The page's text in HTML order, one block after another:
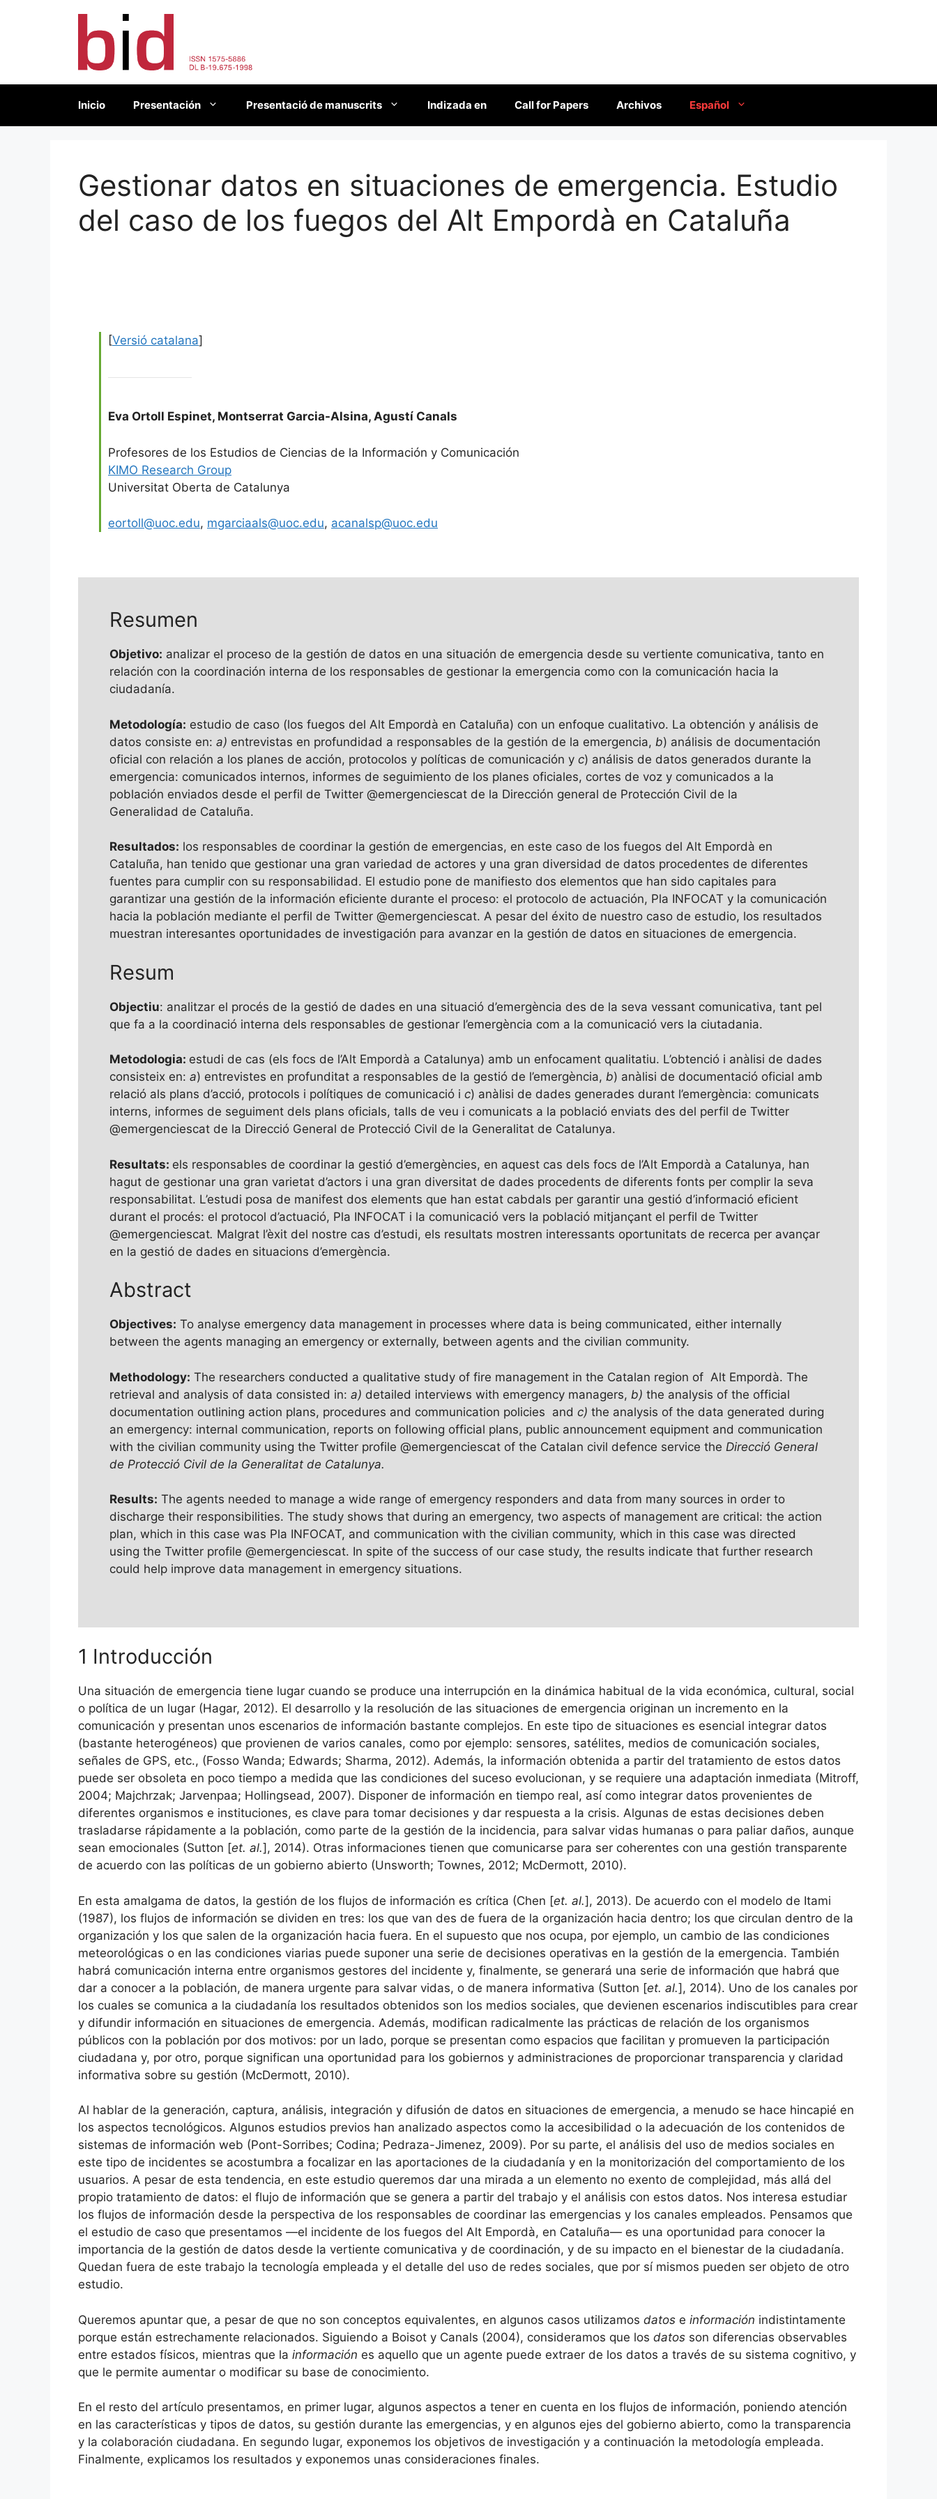
Inicio Presentación Presentació de manuscrits Indizada en Call for Papers Archivos Español
Gestionar datos en situaciones de emergencia. Estudio
del caso de los fuegos del Alt Empordà en Cataluña
[Versió catalana]
Eva Ortoll Espinet, Montserrat Garcia-Alsina, Agustí Canals
Profesores de los Estudios de Ciencias de la Información y Comunicación
KIMO Research Group
Universitat Oberta de Catalunya
eortoll@uoc.edu, mgarciaals@uoc.edu, acanalsp@uoc.edu
Resumen
Objetivo: analizar el proceso de la gestión de datos en una situación de emergencia desde su vertiente comunicativa, tanto en
relación con la coordinación interna de los responsables de gestionar la emergencia como con la comunicación hacia la
ciudadanía.
Metodología: estudio de caso (los fuegos del Alt Empordà en Cataluña) con un enfoque cualitativo. La obtención y análisis de
datos consiste en: a) entrevistas en profundidad a responsables de la gestión de la emergencia, b) análisis de documentación
oficial con relación a los planes de acción, protocolos y políticas de comunicación y c) análisis de datos generados durante la
emergencia: comunicados internos, informes de seguimiento de los planes oficiales, cortes de voz y comunicados a la
población enviados desde el perfil de Twitter @emergenciescat de la Dirección general de Protección Civil de la
Generalidad de Cataluña.
Resultados: los responsables de coordinar la gestión de emergencias, en este caso de los fuegos del Alt Empordà en
Cataluña, han tenido que gestionar una gran variedad de actores y una gran diversidad de datos procedentes de diferentes
fuentes para cumplir con su responsabilidad. El estudio pone de manifiesto dos elementos que han sido capitales para
garantizar una gestión de la información eficiente durante el proceso: el protocolo de actuación, Pla INFOCAT y la comunicación
hacia la población mediante el perfil de Twitter @emergenciescat. A pesar del éxito de nuestro caso de estudio, los resultados
muestran interesantes oportunidades de investigación para avanzar en la gestión de datos en situaciones de emergencia.
Resum
Objectiu: analitzar el procés de la gestió de dades en una situació d’emergència des de la seva vessant comunicativa, tant pel
que fa a la coordinació interna dels responsables de gestionar l’emergència com a la comunicació vers la ciutadania.
Metodologia: estudi de cas (els focs de l’Alt Empordà a Catalunya) amb un enfocament qualitatiu. L’obtenció i anàlisi de dades
consisteix en: a) entrevistes en profunditat a responsables de la gestió de l’emergència, b) anàlisi de documentació oficial amb
relació als plans d’acció, protocols i polítiques de comunicació i c) anàlisi de dades generades durant l’emergència: comunicats
interns, informes de seguiment dels plans oficials, talls de veu i comunicats a la població enviats des del perfil de Twitter
@emergenciescat de la Direcció General de Protecció Civil de la Generalitat de Catalunya.
Resultats: els responsables de coordinar la gestió d’emergències, en aquest cas dels focs de l’Alt Empordà a Catalunya, han
hagut de gestionar una gran varietat d’actors i una gran diversitat de dades procedents de diferents fonts per complir la seva
responsabilitat. L’estudi posa de manifest dos elements que han estat cabdals per garantir una gestió d’informació eficient
durant el procés: el protocol d’actuació, Pla INFOCAT i la comunicació vers la població mitjançant el perfil de Twitter
@emergenciescat. Malgrat l’èxit del nostre cas d’estudi, els resultats mostren interessants oportunitats de recerca per avançar
en la gestió de dades en situacions d’emergència.
Abstract
Objectives: To analyse emergency data management in processes where data is being communicated, either internally
between the agents managing an emergency or externally, between agents and the civilian community.
Methodology: The researchers conducted a qualitative study of fire management in the Catalan region of Alt Empordà. The
retrieval and analysis of data consisted in: a) detailed interviews with emergency managers, b) the analysis of the official
documentation outlining action plans, procedures and communication policies and c) the analysis of the data generated during
an emergency: internal communication, reports on following official plans, public announcement equipment and communication
with the civilian community using the Twitter profile @emergenciescat of the Catalan civil defence service the Direcció General
de Protecció Civil de la Generalitat de Catalunya.
Results: The agents needed to manage a wide range of emergency responders and data from many sources in order to
discharge their responsibilities. The study shows that during an emergency, two aspects of management are critical: the action
plan, which in this case was Pla INFOCAT, and communication with the civilian community, which in this case was directed
using the Twitter profile @emergenciescat. In spite of the success of our case study, the results indicate that further research
could help improve data management in emergency situations.
1 Introducción
Una situación de emergencia tiene lugar cuando se produce una interrupción en la dinámica habitual de la vida económica, cultural, social
o política de un lugar (Hagar, 2012). El desarrollo y la resolución de las situaciones de emergencia originan un incremento en la
comunicación y presentan unos escenarios de información bastante complejos. En este tipo de situaciones es esencial integrar datos
(bastante heterogéneos) que provienen de varios canales, como por ejemplo: sensores, satélites, medios de comunicación sociales,
señales de GPS, etc., (Fosso Wanda; Edwards; Sharma, 2012). Además, la información obtenida a partir del tratamiento de estos datos
puede ser obsoleta en poco tiempo a medida que las condiciones del suceso evolucionan, y se requiere una adaptación inmediata (Mitroff,
2004; Majchrzak; Jarvenpaa; Hollingsead, 2007). Disponer de información en tiempo real, así como integrar datos provenientes de
diferentes organismos e instituciones, es clave para tomar decisiones y dar respuesta a la crisis. Algunas de estas decisiones deben
trasladarse rápidamente a la población, como parte de la gestión de la incidencia, para salvar vidas humanas o para paliar daños, aunque
sean emocionales (Sutton [et. al.], 2014). Otras informaciones tienen que comunicarse para ser coherentes con una gestión transparente
de acuerdo con las políticas de un gobierno abierto (Unsworth; Townes, 2012; McDermott, 2010).
En esta amalgama de datos, la gestión de los flujos de información es crítica (Chen [et. al.], 2013). De acuerdo con el modelo de Itami
(1987), los flujos de información se dividen en tres: los que van des de fuera de la organización hacia dentro; los que circulan dentro de la
organización y los que salen de la organización hacia fuera. En el supuesto que nos ocupa, por ejemplo, un cambio de las condiciones
meteorológicas o en las condiciones viarias puede suponer una serie de decisiones operativas en la gestión de la emergencia. También
habrá comunicación interna entre organismos gestores del incidente y, finalmente, se generará una serie de información que habrá que
dar a conocer a la población, de manera urgente para salvar vidas, o de manera informativa (Sutton [et. al.], 2014). Uno de los canales por
los cuales se comunica a la ciudadanía los resultados obtenidos son los medios sociales, que devienen escenarios indiscutibles para crear
y difundir información en situaciones de emergencia. Además, modifican radicalmente las prácticas de relación de los organismos
públicos con la población por dos motivos: por un lado, porque se presentan como espacios que facilitan y promueven la participación
ciudadana y, por otro, porque significan una oportunidad para los gobiernos y administraciones de proporcionar transparencia y claridad
informativa sobre su gestión (McDermott, 2010).
Al hablar de la generación, captura, análisis, integración y difusión de datos en situaciones de emergencia, a menudo se hace hincapié en
los aspectos tecnológicos. Algunos estudios previos han analizado aspectos como la accesibilidad o la adecuación de los contenidos de
sistemas de información web (Pont-Sorribes; Codina; Pedraza-Jimenez, 2009). Por su parte, el análisis del uso de medios sociales en
este tipo de incidentes se acostumbra a focalizar en las aportaciones de la ciudadanía y en la monitorización del comportamiento de los
usuarios. A pesar de esta tendencia, en este estudio queremos dar una mirada a un elemento no exento de complejidad, más allá del
propio tratamiento de datos: el flujo de información que se genera a partir del trabajo y el análisis con estos datos. Nos interesa estudiar
los flujos de información desde la perspectiva de los responsables de coordinar las emergencias y los canales empleados. Pensamos que
el estudio de caso que presentamos —el incidente de los fuegos del Alt Empordà, en Cataluña— es una oportunidad para conocer la
importancia de la gestión de datos desde la vertiente comunicativa y de coordinación, y de su impacto en el bienestar de la ciudadanía.
Quedan fuera de este trabajo la tecnología empleada y el detalle del uso de redes sociales, que por sí mismos pueden ser objeto de otro
estudio.
Queremos apuntar que, a pesar de que no son conceptos equivalentes, en algunos casos utilizamos datos e información indistintamente
porque están estrechamente relacionados. Siguiendo a Boisot y Canals (2004), consideramos que los datos son diferencias observables
entre estados físicos, mientras que la información es aquello que un agente puede extraer de los datos a través de su sistema cognitivo, y
que le permite aumentar o modificar su base de conocimiento.
En el resto del artículo presentamos, en primer lugar, algunos aspectos a tener en cuenta en los flujos de información, poniendo atención
en las características y tipos de datos, su gestión durante las emergencias, y en algunos ejes del gobierno abierto, como la transparencia
y la colaboración ciudadana. En segundo lugar, exponemos los objetivos de investigación y a continuación la metodología empleada.
Finalmente, explicamos los resultados y exponemos unas consideraciones finales.